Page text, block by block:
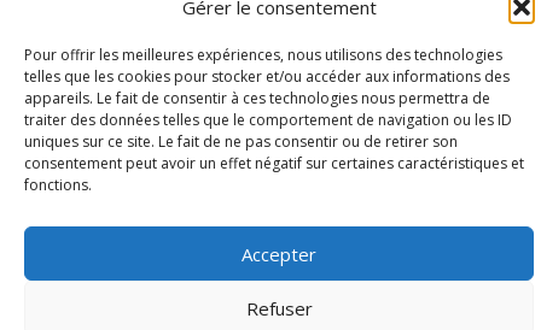
Gérer le consentement
Pour offrir les meilleures expériences, nous utilisons des technologies
telles que les cookies pour stocker et/ou accéder aux informations des
appareils. Le fait de consentir à ces technologies nous permettra de
traiter des données telles que le comportement de navigation ou les ID
uniques sur ce site. Le fait de ne pas consentir ou de retirer son
consentement peut avoir un effet négatif sur certaines caractéristiques et
fonctions.
Accepter
Refuser
06 Juil 2026
Étude d’évaluabilité des Structures
d’accompagnement à l’autocréation d’emploi (SAACE)
01 Juil 2026
Pénurie du personnel infirmier :quels indicateurs
Wallonie ?